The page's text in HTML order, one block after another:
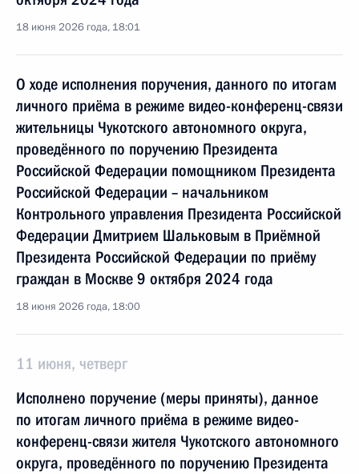
18 июня 2026 года, 18:01
О ходе исполнения поручения, данного по итогам
личного приёма в режиме видео-конференц-связи
жительницы Чукотского автономного округа,
проведённого по поручению Президента
Российской Федерации помощником Президента
Российской Федерации – начальником
Контрольного управления Президента Российской
Федерации Дмитрием Шальковым в Приёмной
Президента Российской Федерации по приёму
граждан в Москве 9 октября 2024 года
18 июня 2026 года, 18:00
11 июня, четверг
Исполнено поручение (меры приняты), данное
по итогам личного приёма в режиме видео-
конференц-связи жителя Чукотского автономного
округа, проведённого по поручению Президента